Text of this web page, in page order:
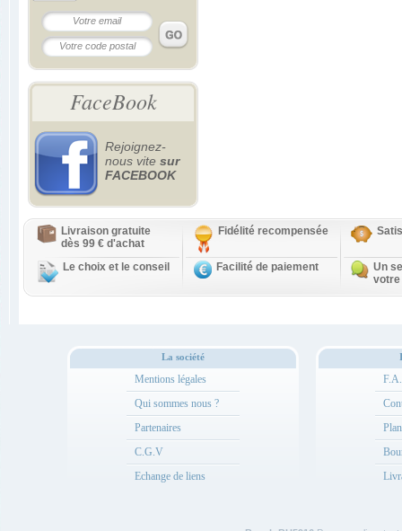
FaceBook
Rejoignez-
nous vite sur
FACEBOOK
Livraison gratuite
dès 99 € d'achat
Fidélité recompensée
Le choix et le conseil Facilité de paiement
Un
votre
La société
Mentions légales
Qui sommes nous ?
Partenaires
C.G.V
Echange de liens